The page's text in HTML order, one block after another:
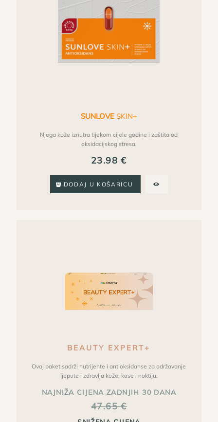
SUNLOVESKIN+
Njega kože iznutra tijekom cijele godine i zaštita od
oksidacijskog stresa.
23.98€
DODAJ U KOŠARICU
BEAUTY EXPERT+
Ovaj paket sadrži nutrijente i antioksidanse za održavanje
ljepote i zdravlja kože, kose i noktiju.
NAJNIŽA CIJENA ZADNJIH 30 DANA
47.65€